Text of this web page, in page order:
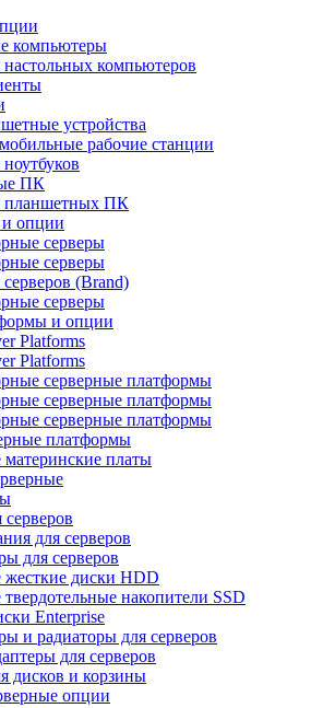
компьютеры
компьютеров
устройства
рабочие станции
ПК
планшетных ПК
опции
серверы
серверы
(Brand)
серверы
и опции
Platforms
Platforms
серверные платформы
серверные платформы
серверные платформы
платформы
платы
для серверов
для серверов
диски HDD
накопители SSD
Enterprise
и радиаторы для серверов
для серверов
дисков и корзины
опции